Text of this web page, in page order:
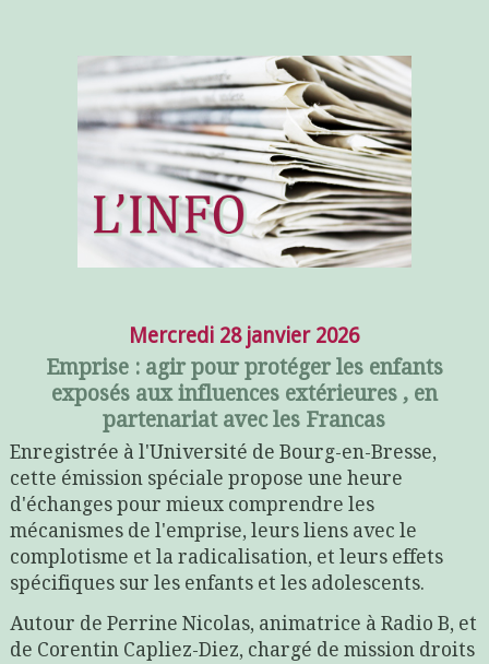
Mercredi 28 janvier 2026
Emprise : agir pour protéger les enfants
exposés aux influences extérieures , en
partenariat avec les Francas
Enregistrée à l'Université de Bourg-en-Bresse,
cette émission spéciale propose une heure
d'échanges pour mieux comprendre les
mécanismes de l'emprise, leurs liens avec le
complotisme et la radicalisation, et leurs effets
spécifiques sur les enfants et les adolescents.
Autour de Perrine Nicolas, animatrice à Radio B, et
de Corentin Capliez-Diez, chargé de mission droits